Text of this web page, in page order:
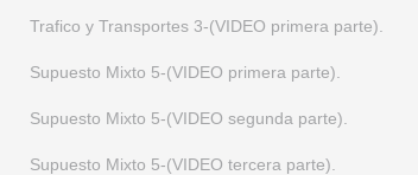
Trafico y Transportes 3-(VIDEO primera parte).
Supuesto Mixto 5-(VIDEO primera parte).
Supuesto Mixto 5-(VIDEO segunda parte).
Supuesto Mixto 5-(VIDEO tercera parte).